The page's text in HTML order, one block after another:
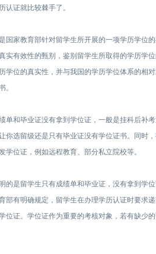
认证就比较棘手了。
国家教育部针对留学生所开展的一项学历学位
实有效性的甄别，鉴别留学生所取得的学历学
学位的真实性，并与我国的学历学位体系的相
。
单和毕业证没有拿到学位证，一般是挂科后补
你选留级还是只有毕业证没有学位证书。同时
学位证，例如远程教育、部分私立院校等。
的是留学生只有成绩单和毕业证，没有拿到学
部有明确规定，留学生在办理学历认证时要求
位证。学位证作为重要的考核对象，若有缺少